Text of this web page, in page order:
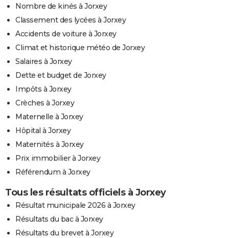
Nombre de kinés à Jorxey
Classement des lycées à Jorxey
Accidents de voiture à Jorxey
Climat et historique météo de Jorxey
Salaires à Jorxey
Dette et budget de Jorxey
Impôts à Jorxey
Crèches à Jorxey
Maternelle à Jorxey
Hôpital à Jorxey
Maternités à Jorxey
Prix immobilier à Jorxey
Référendum à Jorxey
Tous les résultats officiels à Jorxey
Résultat municipale 2026 à Jorxey
Résultats du bac à Jorxey
Résultats du brevet à Jorxey